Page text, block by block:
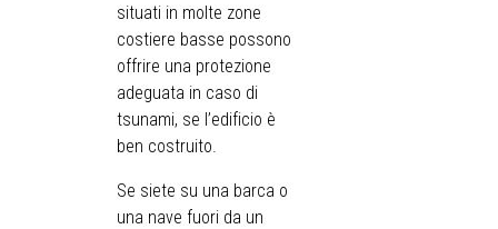
situati in molte zone
costiere basse possono
offrire una protezione
adeguata in caso di
tsunami, se l’edificio è
ben costruito.
Se siete su una barca o
una nave fuori da un